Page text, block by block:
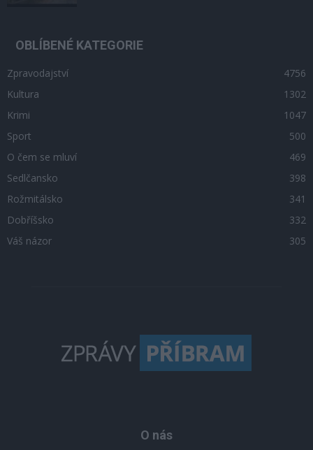
OBLÍBENÉ KATEGORIE
Zpravodajství
4756
Kultura
1302
Krimi
1047
Sport
500
O čem se mluví
469
Sedlčansko
398
Rožmitálsko
341
Dobříšsko
332
Váš názor
305
O nás